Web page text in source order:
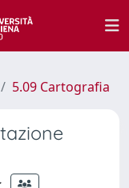
5.09 Cartografia